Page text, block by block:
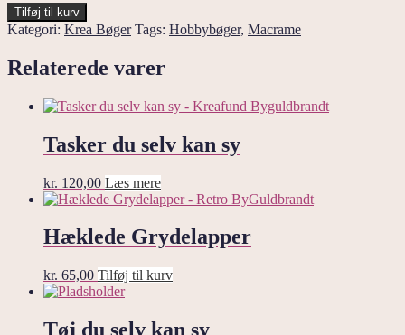
Macrame
bog
Tilføj til kurv
Kategori: Krea Bøger Tags: Hobbybøger, Macrame
Relaterede varer
Tasker du selv kan sy
kr. 120,00 Læs mere
Hæklede Grydelapper
kr. 65,00 Tilføj til kurv
Tøj du selv kan sy